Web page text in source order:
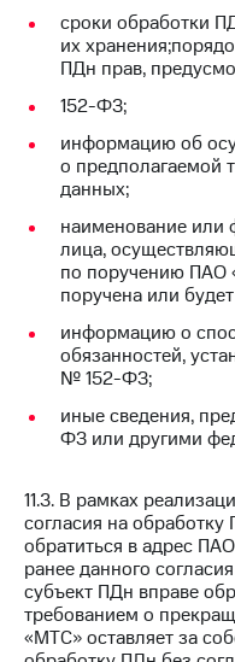
сроки обработки
их
ПДн прав,
152-ФЗ;
информацию об
о предполагаемой
данных;
наименование или
лица,
по поручению ПАО
поручена или
информацию о
обязанностей,
№ 152-ФЗ;
иные сведения,
ФЗ или другими
11.3. В рамках
согласия на
обратиться в адрес
ранее данного
субъект ПДн вправе
требованием о
«МТС» оставляет за